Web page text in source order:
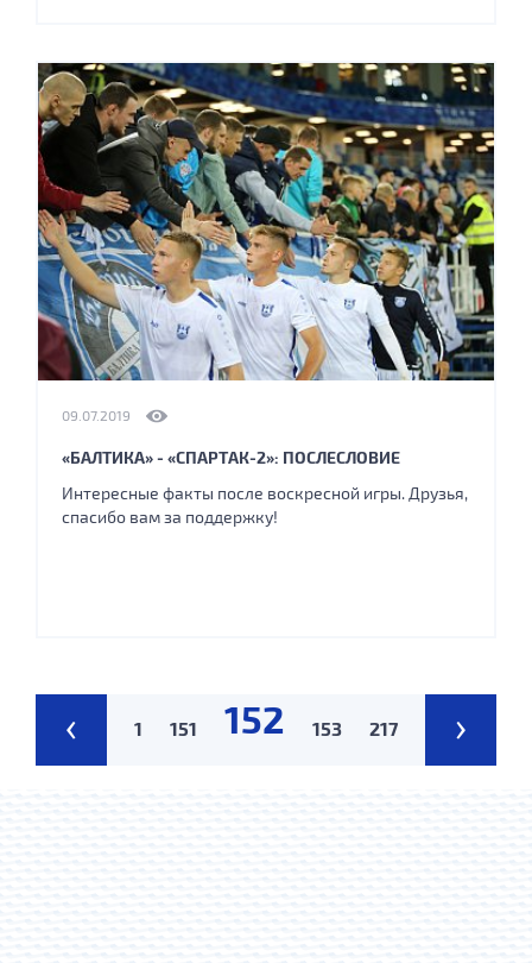
09.07.2019
«БАЛТИКА» - «СПАРТАК-2»: ПОСЛЕСЛОВИЕ
Интересные факты после воскресной игры. Друзья,
спасибо вам за поддержку!
‹ 1 151 152 153 217 ›